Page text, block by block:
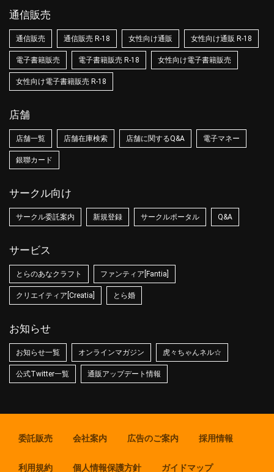
通信販売
通信販売 通信販売 R-18 女性向け通販 女性向け通販 R-18
電子書籍販売 電子書籍販売 R-18 女性向け電子書籍販売
女性向け電子書籍販売 R-18
店舗
店舗一覧 店舗在庫検索 店舗に関するQ&A 電子マネー
銀聯カード
サークル向け
サークル委託案内 新規登録 サークルポータル Q&A
サービス
とらのあなクラフト ファンティア[Fantia]
クリエイティア[Creatia] とら婚
お知らせ
お知らせ一覧 オンラインマガジン 虎々ちゃんネル☆
公式Twitter一覧 通販アップデート情報
委託販売 会社案内 広告のご案内 採用情報
利用規約 個人情報保護方針 ガイドマップ